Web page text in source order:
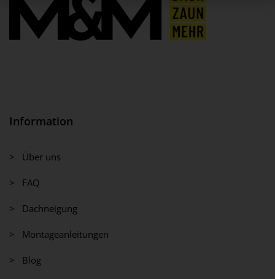
Information
> Über uns
> FAQ
> Dachneigung
> Montageanleitungen
> Blog